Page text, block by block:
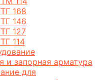
168
146
127
114
и запорная арматура
для